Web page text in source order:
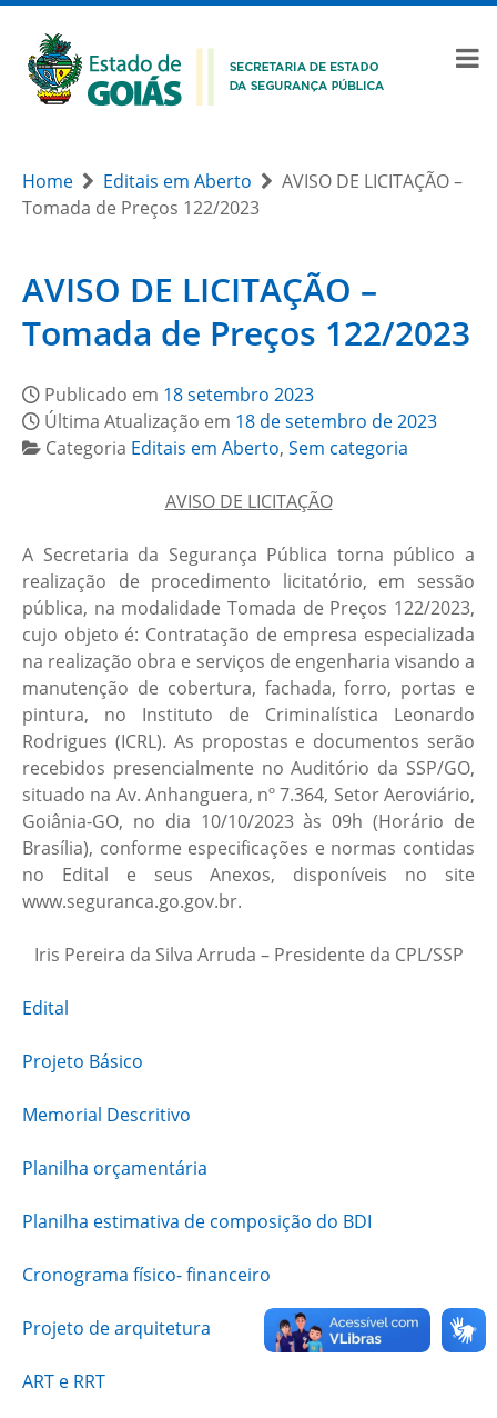
Home Editais em Aberto
AVISO DE LICITAÇÃO –
Tomada de Preços 122/2023
AVISO DE LICITAÇÃO –
Tomada de Preços 122/2023
Publicado em 18 setembro 2023
Última Atualização em 18 de setembro de 2023
Categoria Editais em Aberto, Sem categoria
AVISO DE LICITAÇÃO
A Secretaria da Segurança Pública torna público a
realização de procedimento licitatório, em sessão
pública, na modalidade Tomada de Preços 122/2023,
cujo objeto é: Contratação de empresa especializada
na realização obra e serviços de engenharia visando a
manutenção de cobertura, fachada, forro, portas e
pintura, no Instituto de Criminalística Leonardo
Rodrigues (ICRL). As propostas e documentos serão
recebidos presencialmente no Auditório da SSP/GO,
situado na Av. Anhanguera, nº 7.364, Setor Aeroviário,
Goiânia-GO, no dia 10/10/2023 às 09h (Horário de
Brasília), conforme especificações e normas contidas
no Edital e seus Anexos, disponíveis no site
www.seguranca.go.gov.br.
Iris Pereira da Silva Arruda – Presidente da CPL/SSP
Edital
Projeto Básico
Memorial Descritivo
Planilha orçamentária
Planilha estimativa de composição do BDI
Cronograma físico- financeiro
Projeto de arquitetura
ART e RRT